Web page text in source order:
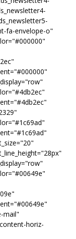
fa-envelope-o"
mail"
horiz-